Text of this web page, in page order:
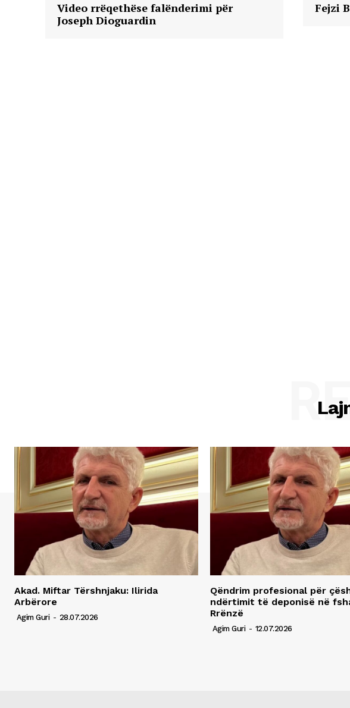
Video rrëqethëse falënderimi për
Joseph Dioguardin
Fejzi
Akad. Miftar Tërshnjaku: Ilirida
Arbërore
Agim Guri - 28.07.2026
Qëndrim profesional për
ndërtimit të deponisë në
Rrënzë
Agim Guri - 12.07.2026